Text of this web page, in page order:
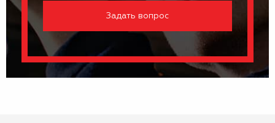
Задать вопрос